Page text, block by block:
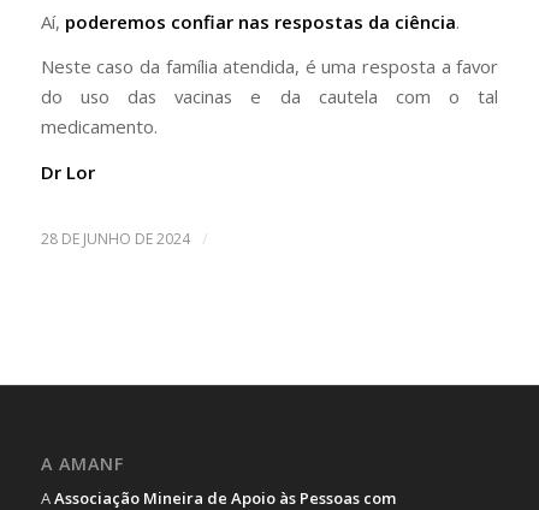
Aí, poderemos confiar nas respostas da ciência.
Neste caso da família atendida, é uma resposta a favor
do uso das vacinas e da cautela com o tal
medicamento.
Dr Lor
28 DE JUNHO DE 2024 /
A AMANF
AAssociação Mineira de Apoio às Pessoas com